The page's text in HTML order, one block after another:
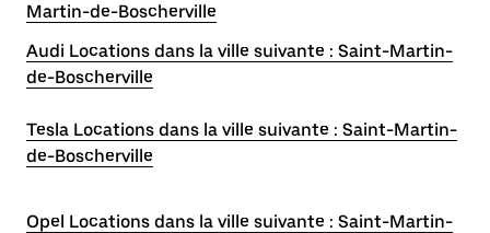
Martin-de-Boscherville
Audi Locations dans la ville suivante : Saint-Martin-
de-Boscherville
Tesla Locations dans la ville suivante : Saint-Martin-
de-Boscherville
Opel Locations dans la ville suivante : Saint-Martin-